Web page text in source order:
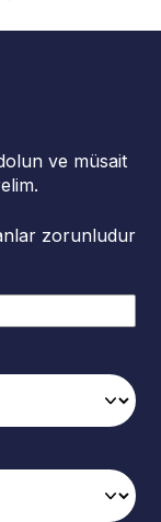
ve müsait
zorunludur